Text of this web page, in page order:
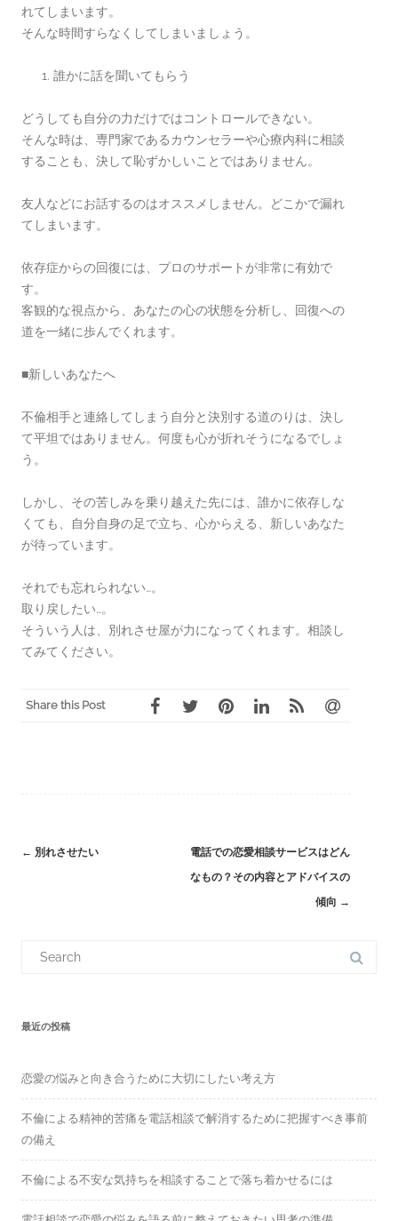
れてしまいます。
そんな時間すらなくしてしまいましょう。
誰かに話を聞いてもらう
どうしても自分の力だけではコントロールできない。
そんな時は、専門家であるカウンセラーや心療内科に相談
することも、決して恥ずかしいことではありません。
友人などにお話するのはオススメしません。どこかで漏れ
てしまいます。
依存症からの回復には、プロのサポートが非常に有効で
す。
客観的な視点から、あなたの心の状態を分析し、回復への
道を一緒に歩んでくれます。
■新しいあなたへ
不倫相手と連絡してしまう自分と決別する道のりは、決し
て平坦ではありません。何度も心が折れそうになるでしょ
う。
しかし、その苦しみを乗り越えた先には、誰かに依存しな
くても、自分自身の足で立ち、心からえる、新しいあなた
が待っています。
それでも忘れられない…。
取り戻したい…。
そういう人は、別れさせ屋が力になってくれます。相談し
てみてください。
Share this Post
← 別れさせたい
電話での恋愛相談サービスはどん
なもの？その内容とアドバイスの
傾向 →
f
o
最近の投稿
恋愛の悩みと向き合うために大切にしたい考え方
不倫による精神的苦痛を電話相談で解消するために把握すべき事前
の備え
不倫による不安な気持ちを相談することで落ち着かせるには